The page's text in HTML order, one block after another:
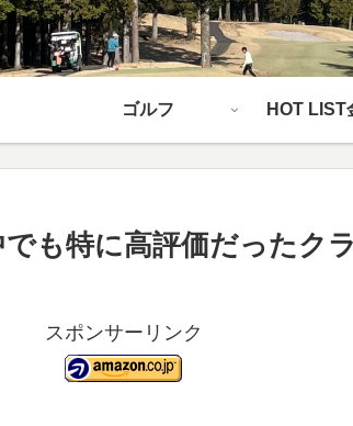
ゴルフ HOT LIST
も特に高評価だったク
スポンサーリンク